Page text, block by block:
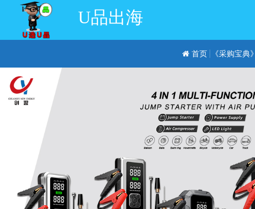
U品出海
首页 《采购宝典》